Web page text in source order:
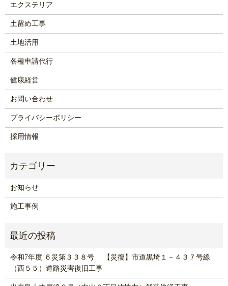
エクステリア
土留め工事
土地活用
各種申請代行
健康経営
お問い合わせ
プライバシーポリシー
採用情報
お知らせ
施工事例
令和7年度 ６災第３３８号 【災復】市道黒埼１－４３７号線
（西５５）道路災害復旧工事